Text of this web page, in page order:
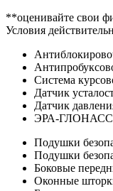
**оценивайте свои
Условия
Система
Датчик
Датчик
ЭРА-ГЛОНАСС
Подушки
Подушки
Боковые
Оконные